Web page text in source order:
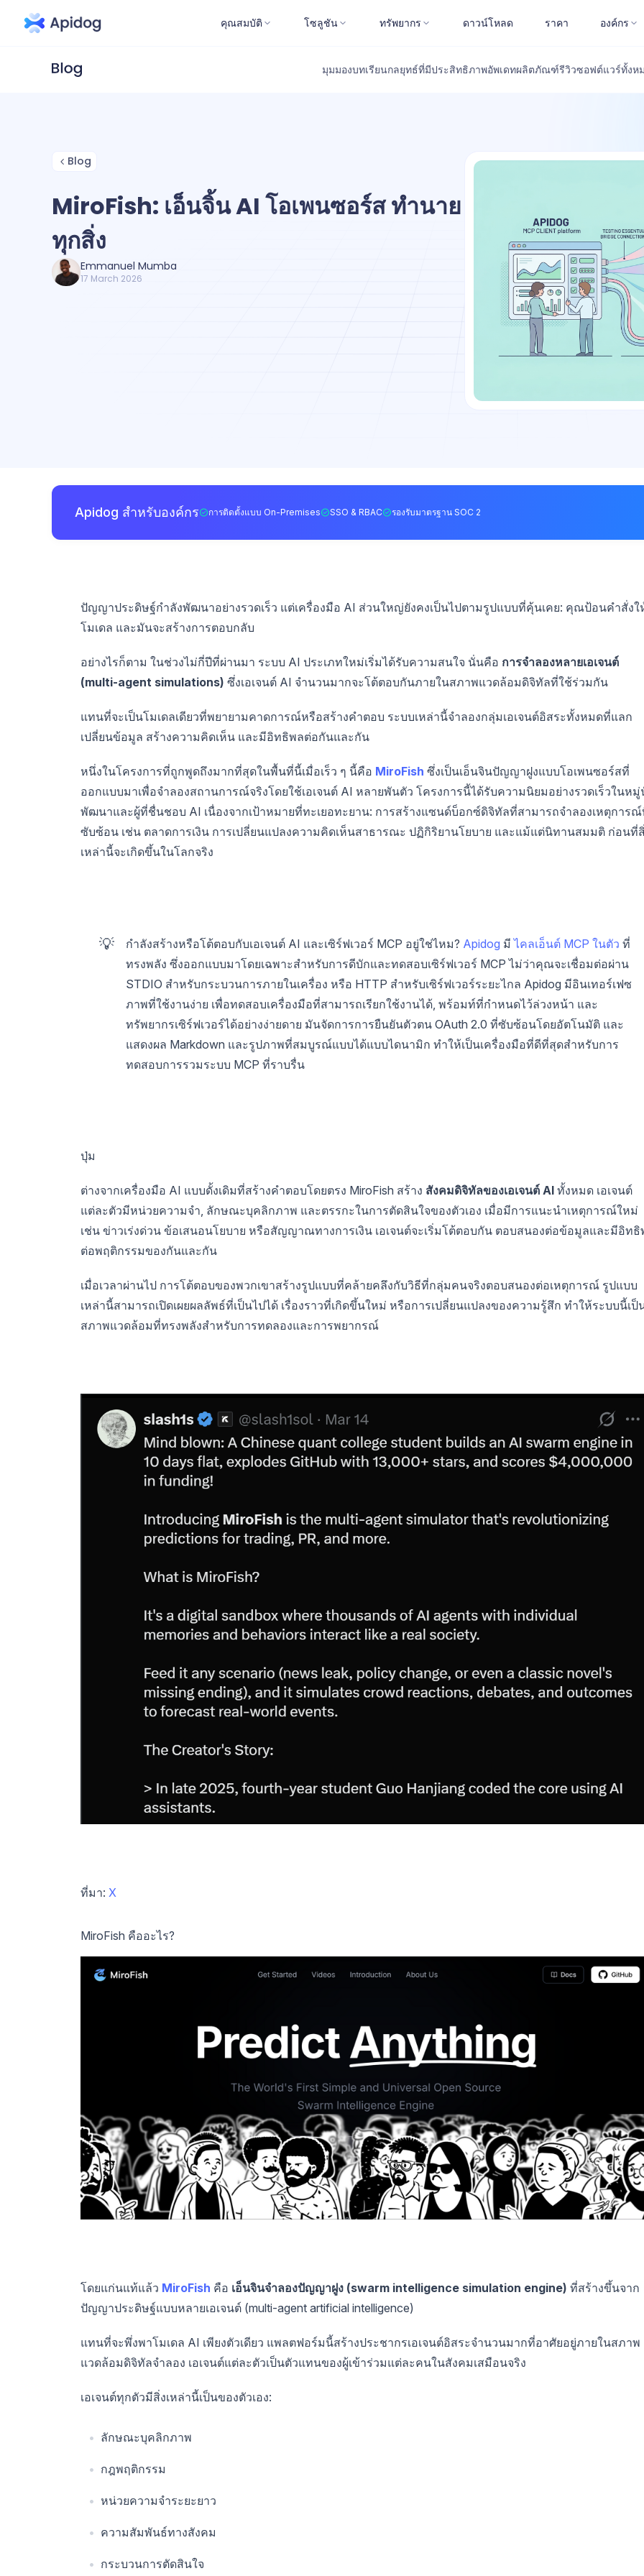
คุณสมบัติ โซลูชัน ทรัพยากร ดาวน์โหลด ราคา องค์กร
มุมมองบทเรียนกลยุทธ์ที่มีประสิทธิภาพอัพเดทผลิตภัณฑ์รีวิวซอฟต์แวร์ทั้งห
Blog
MiroFish: เอ็นจิ้น AI โอเพนซอร์ส ทำนาย
ทุกสิ่ง
Emmanuel Mumba
17 March 2026
Apidog สำหรับองค์กร การติดตั้งแบบ On-Premises SSO & RBAC รองรับมาตรฐาน SOC 2
ปัญญาประดิษฐ์กำลังพัฒนาอย่างรวดเร็ว แต่เครื่องมือ AI ส่วนใหญ่ยังคงเป็นไปตามรูปแบบที่คุ้นเคย: คุณป้อนคำสั่งใ
โมเดล และมันจะสร้างการตอบกลับ
อย่างไรก็ตาม ในช่วงไม่กี่ปีที่ผ่านมา ระบบ AI ประเภทใหม่เริ่มได้รับความสนใจ นั่นคือ การจำลองหลายเอเจนต์
(multi-agent simulations) ซึ่งเอเจนต์ AI จำนวนมากจะโต้ตอบกันภายในสภาพแวดล้อมดิจิทัลที่ใช้ร่วมกัน
แทนที่จะเป็นโมเดลเดียวที่พยายามคาดการณ์หรือสร้างคำตอบ ระบบเหล่านี้จำลองกลุ่มเอเจนต์อิสระทั้งหมดที่แลก
เปลี่ยนข้อมูล สร้างความคิดเห็น และมีอิทธิพลต่อกันและกัน
หนึ่งในโครงการที่ถูกพูดถึงมากที่สุดในพื้นที่นี้เมื่อเร็ว ๆ นี้คือ MiroFish ซึ่งเป็นเอ็นจินปัญญาฝูงแบบโอเพนซอร์สที่
ออกแบบมาเพื่อจำลองสถานการณ์จริงโดยใช้เอเจนต์ AI หลายพันตัว โครงการนี้ได้รับความนิยมอย่างรวดเร็วในห
พัฒนาและผู้ที่ชื่นชอบ AI เนื่องจากเป้าหมายที่ทะเยอทะยาน: การสร้างแซนด์บ็อกซ์ดิจิทัลที่สามารถจำลองเหตุการ
ซับซ้อน เช่น ตลาดการเงิน การเปลี่ยนแปลงความคิดเห็นสาธารณะ ปฏิกิริยานโยบาย และแม้แต่นิทานสมมติ ก่อนที่
เหล่านี้จะเกิดขึ้นในโลกจริง
💡 กำลังสร้างหรือโต้ตอบกับเอเจนต์ AI และเซิร์ฟเวอร์ MCP อยู่ใช่ไหม? Apidog มีไคลเอ็นต์ MCP ในตัว ที่
ทรงพลัง ซึ่งออกแบบมาโดยเฉพาะสำหรับการดีบักและทดสอบเซิร์ฟเวอร์ MCP ไม่ว่าคุณจะเชื่อมต่อผ่าน
STDIO สำหรับกระบวนการภายในเครื่อง หรือ HTTP สำหรับเซิร์ฟเวอร์ระยะไกล Apidog มีอินเทอร์เฟซ
ภาพที่ใช้งานง่าย เพื่อทดสอบเครื่องมือที่สามารถเรียกใช้งานได้, พร้อมท์ที่กำหนดไว้ล่วงหน้า และ
ทรัพยากรเซิร์ฟเวอร์ได้อย่างง่ายดาย มันจัดการการยืนยันตัวตน OAuth 2.0 ที่ซับซ้อนโดยอัตโนมัติ และ
แสดงผล Markdown และรูปภาพที่สมบูรณ์แบบได้แบบไดนามิก ทำให้เป็นเครื่องมือที่ดีที่สุดสำหรับการ
ทดสอบการรวมระบบ MCP ที่ราบรื่น
ปุ่ม
ต่างจากเครื่องมือ AI แบบดั้งเดิมที่สร้างคำตอบโดยตรง MiroFish สร้าง สังคมดิจิทัลของเอเจนต์ AI ทั้งหมด เอเจนต์
แต่ละตัวมีหน่วยความจำ, ลักษณะบุคลิกภาพ และตรรกะในการตัดสินใจของตัวเอง เมื่อมีการแนะนำเหตุการณ์ใหม่
เช่น ข่าวเร่งด่วน ข้อเสนอนโยบาย หรือสัญญาณทางการเงิน เอเจนต์จะเริ่มโต้ตอบกัน ตอบสนองต่อข้อมูลและมีอิท
ต่อพฤติกรรมของกันและกัน
เมื่อเวลาผ่านไป การโต้ตอบของพวกเขาสร้างรูปแบบที่คล้ายคลึงกับวิธีที่กลุ่มคนจริงตอบสนองต่อเหตุการณ์ รูปแบบ
เหล่านี้สามารถเปิดเผยผลลัพธ์ที่เป็นไปได้ เรื่องราวที่เกิดขึ้นใหม่ หรือการเปลี่ยนแปลงของความรู้สึก ทำให้ระบบนี้เป็
สภาพแวดล้อมที่ทรงพลังสำหรับการทดลองและการพยากรณ์
ที่มา: X
MiroFish คืออะไร?
โดยแก่นแท้แล้ว MiroFish คือ เอ็นจินจำลองปัญญาฝูง (swarm intelligence simulation engine) ที่สร้างขึ้นจาก
ปัญญาประดิษฐ์แบบหลายเอเจนต์ (multi-agent artificial intelligence)
แทนที่จะพึ่งพาโมเดล AI เพียงตัวเดียว แพลตฟอร์มนี้สร้างประชากรเอเจนต์อิสระจำนวนมากที่อาศัยอยู่ภายในสภาพ
แวดล้อมดิจิทัลจำลอง เอเจนต์แต่ละตัวเป็นตัวแทนของผู้เข้าร่วมแต่ละคนในสังคมเสมือนจริง
เอเจนต์ทุกตัวมีสิ่งเหล่านี้เป็นของตัวเอง:
ลักษณะบุคลิกภาพ
กฎพฤติกรรม
หน่วยความจำระยะยาว
ความสัมพันธ์ทางสังคม
กระบวนการตัดสินใจ